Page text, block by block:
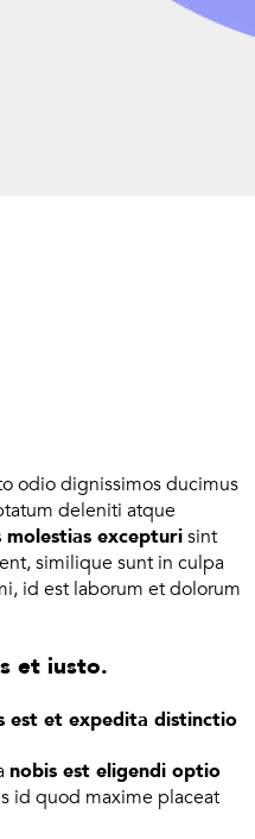
odio dignissimos ducimus
deleniti atque
excepturisint
similique sunt in culpa
id est laborum et dolorum
et iusto.
est et expedita distinctio
nobis est eligendi optio
id quod maxime placeat